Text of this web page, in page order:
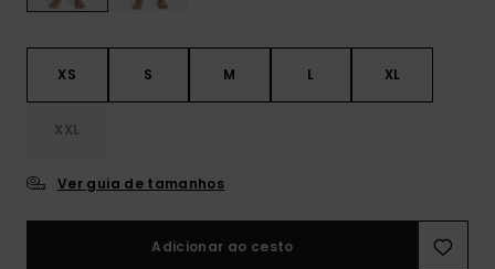
XS S M L XL
XXL
Ver guia de tamanhos
Adicionar ao cesto